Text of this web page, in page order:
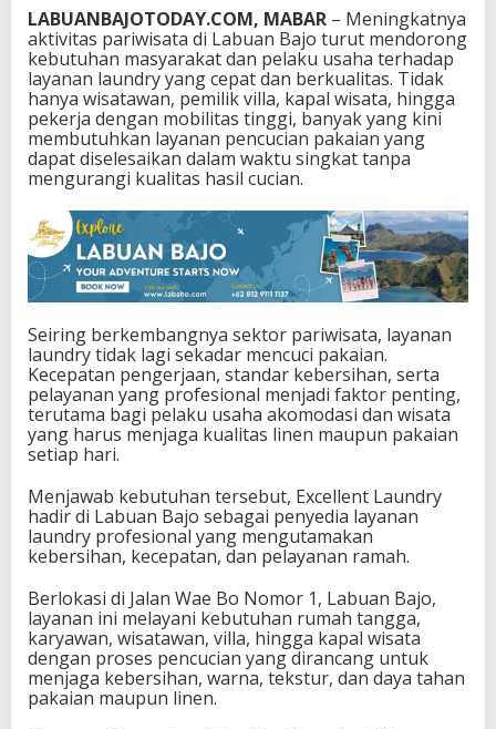
m
M
u
l
a
i
D
i
m
i
n
t
i
d
L
a
b
u
a
n
B
j
o
,
I
n
A
l
a
s
a
n
LABUANBAJOTODAY.COM, MABAR – Meningkatnya
aktivitas pariwisata di Labuan Bajo turut mendorong
kebutuhan masyarakat dan pelaku usaha terhadap
layanan laundry yang cepat dan berkualitas. Tidak
hanya wisatawan, pemilik villa, kapal wisata, hingga
pekerja dengan mobilitas tinggi, banyak yang kini
membutuhkan layanan pencucian pakaian yang
dapat diselesaikan dalam waktu singkat tanpa
mengurangi kualitas hasil cucian.
Seiring berkembangnya sektor pariwisata, layanan
laundry tidak lagi sekadar mencuci pakaian.
Kecepatan pengerjaan, standar kebersihan, serta
pelayanan yang profesional menjadi faktor penting,
terutama bagi pelaku usaha akomodasi dan wisata
yang harus menjaga kualitas linen maupun pakaian
setiap hari.
Menjawab kebutuhan tersebut, Excellent Laundry
hadir di Labuan Bajo sebagai penyedia layanan
laundry profesional yang mengutamakan
kebersihan, kecepatan, dan pelayanan ramah.
Berlokasi di Jalan Wae Bo Nomor 1, Labuan Bajo,
layanan ini melayani kebutuhan rumah tangga,
karyawan, wisatawan, villa, hingga kapal wisata
dengan proses pencucian yang dirancang untuk
menjaga kebersihan, warna, tekstur, dan daya tahan
pakaian maupun linen.